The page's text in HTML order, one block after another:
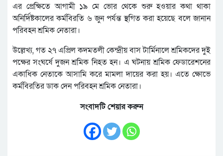
এর প্রেক্ষিতে আগামী ১৯ মে ভোর থেকে শুরু হওয়ার কথা থাকা
অনির্দিষ্টকালের কর্মবিরতি ৬ জুন পর্যন্ত স্থগিত করা হয়েছে বলে জানান
পরিবহন শ্রমিক নেতারা।
উল্লেখ্য, গত ২৭ এপ্রিল কদমতলী কেন্দ্রীয় বাস টার্মিনালে শ্রমিকদের দুই
পক্ষের সংঘর্ষে দুজন শ্রমিক নিহত হন। এ ঘটনায় শ্রমিক ফেডারেশনের
একাধিক নেতাকে আসামি করে মামলা দায়ের করা হয়। এতে ক্ষোভে
কর্মবিরতির ডাক দেন পরিবহন শ্রমিক নেতারা।
সংবাদটি শেয়ার করুন